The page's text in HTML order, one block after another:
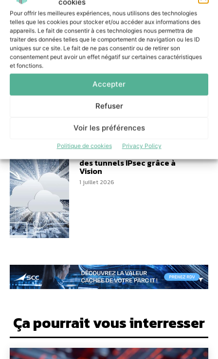
cookies
Pour offrir les meilleures expériences, nous utilisons des technologies
telles que les cookies pour stocker et/ou accéder aux informations des
appareils. Le fait de consentir à ces technologies nous permettra de
traiter des données telles que le comportement de navigation ou les ID
uniques sur ce site. Le fait de ne pas consentir ou de retirer son
consentement peut avoir un effet négatif sur certaines caractéristiques
et fonctions.
Accepter
Refuser
Voir les préférences
Politique de cookies Privacy Policy
Architecture ouverte : HID et
modernisation du contrôle
d’accès
3 juillet 2026
des tunnels IPsec grâce à
Vision
1 juillet 2026
Ça pourrait vous interresser